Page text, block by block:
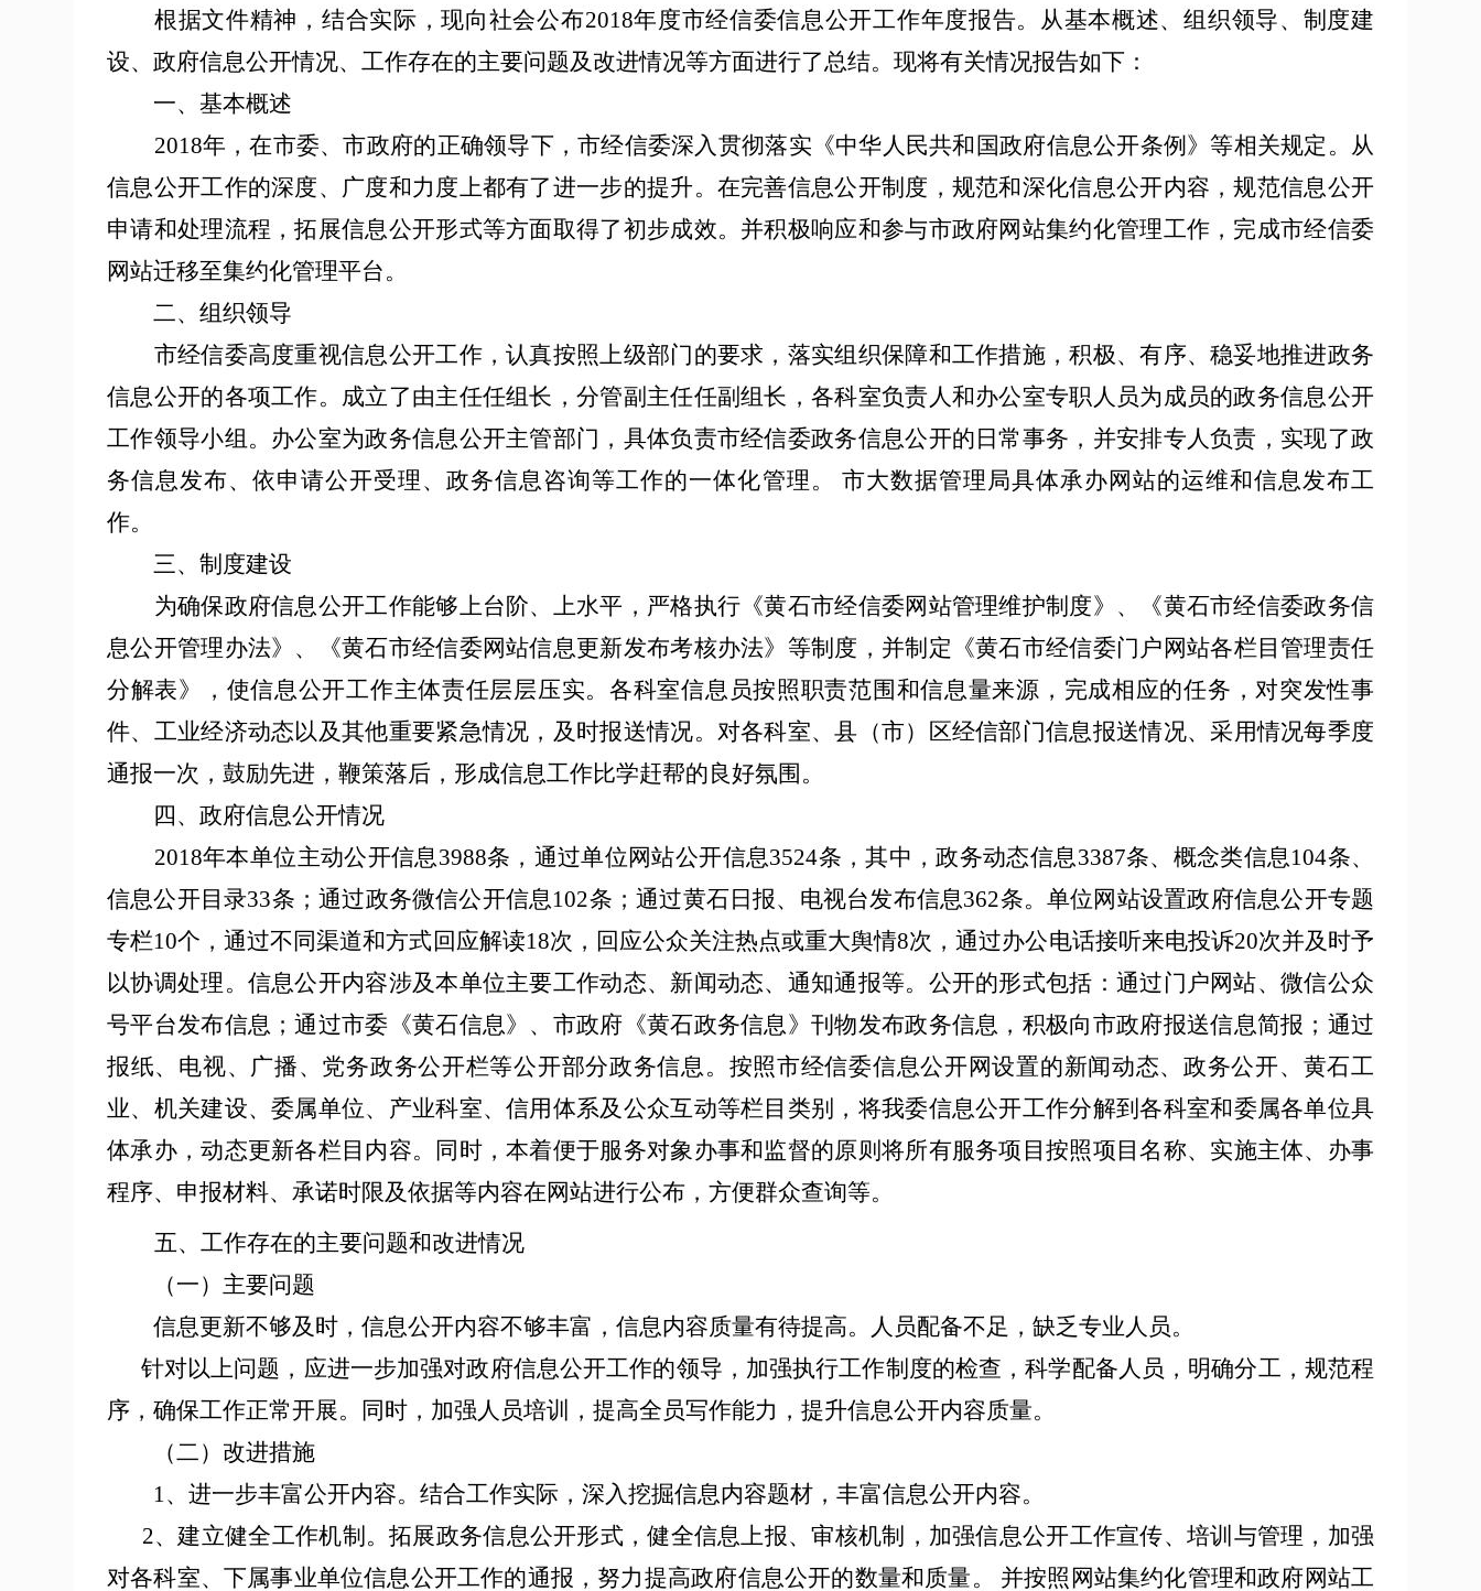
根据文件精神，结合实际，现向社会公布2018年度市经信委信息公开工作年度报告。从基本概述、组织领导、制度建
设、政府信息公开情况、工作存在的主要问题及改进情况等方面进行了总结。现将有关情况报告如下：
一、基本概述
2018年，在市委、市政府的正确领导下，市经信委深入贯彻落实《中华人民共和国政府信息公开条例》等相关规定。从
信息公开工作的深度、广度和力度上都有了进一步的提升。在完善信息公开制度，规范和深化信息公开内容，规范信息公开
申请和处理流程，拓展信息公开形式等方面取得了初步成效。 并积极响应和参与市政府网站集约化管理工作，完成市经信委
网站迁移至集约化管理平台。
二、组织领导
市经信委高度重视信息公开工作，认真按照上级部门的要求，落实组织保障和工作措施，积极、有序、稳妥地推进政务
信息公开的各项工作。成立了由主任任组长，分管副主任任副组长，各科室负责人和办公室专职人员为成员的政务信息公开
工作领导小组。办公室为政务信息公开主管部门，具体负责市经信委政务信息公开的日常事务，并安排专人负责，实现了政
务信息发布、依申请公开受理、政务信息咨询等工作的一体化管理。
市大数据管理局具体承办网站的运维和信息发布工
作。
三、制度建设
为确保政府信息公开工作能够上台阶、上水平，严格执行《黄石市经信委网站管理维护制度》、《黄石市经信委政务信
息公开管理办法》 、《黄石市经信委网站信息更新发布考核办法》 等制度， 并制定 《黄石市经信委门户网站各栏目管理责任
分解表》， 使信息公开工作主体责任层层压实。 各科室信息员按照职责范围和信息量来源， 完成相应的任务 ，对突发性事
件、工业经济动态以及其他重要紧急情况， 及时报送情况。对各科室、县（市）区经信部门信息报送情况、采用情况每季度
通报一次，鼓励先进，鞭策落后，形成信息工作比学赶帮的良好氛围。
四、政府信息公开情况
2018年本单位主动公开信息3988条，通过单位网站公开信息3524条，其中，政务动态信息3387条、 概念类信息104条、
信息公开目录33条 ； 通过政务微信公开信息102条；通过黄石日报、电视台发布信息362条。单位网站设置政府信息公开专题
专栏10个，通过不同渠道和方式回应解读18次，回应公众关注热点或重大舆情8次，通过办公电话接听来电投诉20次并及时予
以协调处理。 信息公开内容涉及本单位主要工作动态、新闻动态、通知通报等。公开的形式包括： 通过门户网站、微信公众
号平台发布信息；通过市委《黄石信息》、市政府《黄石政务信息》刊物发布政务信息 ， 积极向市政府报送信息简报 ；通过
报纸、电视、广播、 党务政务公开栏等公开部分政务信息。按照市经信委信息公开网设置的新闻动态、政务公开、黄石工
业、机关建设、委属单位、产业科室、信用体系及公众互动等栏目 类别， 将我委信息公开工作分解到各科室和委属各单位具
体承办，动态更新各栏目内容。 同时，本着便于服务对象办事和监督的原则将所有服务项目按照项目名称、实施主体、办事
程序、申报材料、承诺时限及依据等内容在网站进行公布，方便群众查询等。
五、工作存在的主要问题和改进情况
（一）主要问题
信息更新不够及时 ， 信息公开内容不够丰富，信息内容质量有待提高。人员配备不足，缺乏专业人员。
针对以上问题， 应进一步加强对政府信息公开工作的领导，加强执行工作制度的检查，科学配备人员，明确分工，规范程
序，确保工作正常开展。
同时，加强人员培训，提高全员写作能力，提升信息公开内容质量。
（二）改进措施
1、进一步丰富公开内容。 结合工作实际，深入挖掘信息内容题材，丰富信息公开内容。
2、建立健全工作机制。拓展政务信息公开形式，健全信息上报、审核机制 ， 加强信息公开工作宣传、培训与管理，加强
对各科室、下属事业单位信息公开工作的通报，努力提高政府信息公开的数量和质量。 并按照网站集约化管理和政府网站工